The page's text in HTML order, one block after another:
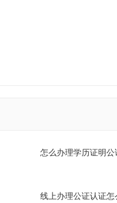
怎么办理学历证明公
线上办理公证认证怎